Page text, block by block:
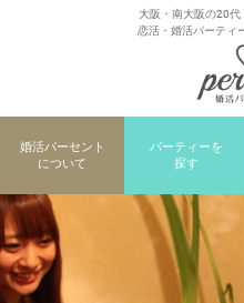
大阪・南大阪の20
恋活・婚活パーティ
婚活パーセント
について
パーティーを
探す